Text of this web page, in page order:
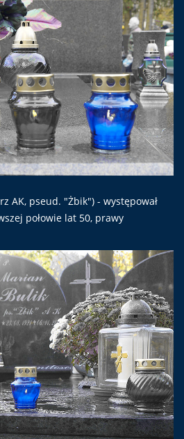
AK, pseud. "Żbik") - występował
połowie lat 50, prawy